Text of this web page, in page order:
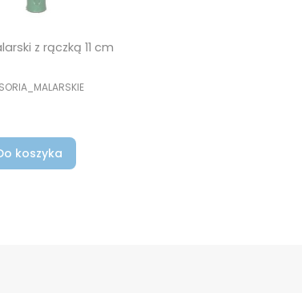
z rączką 11 cm
koszyka